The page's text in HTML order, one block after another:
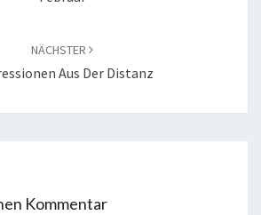
NÄCHSTER
Aus Der Distanz
Kommentar